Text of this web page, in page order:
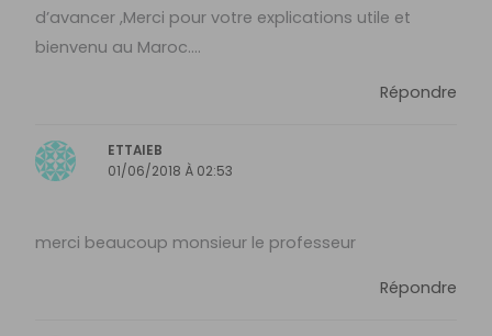
d’avancer ,Merci pour votre explications utile et
bienvenu au Maroc….
Répondre
ETTAIEB
01/06/2018 À 02:53
merci beaucoup monsieur le professeur
Répondre